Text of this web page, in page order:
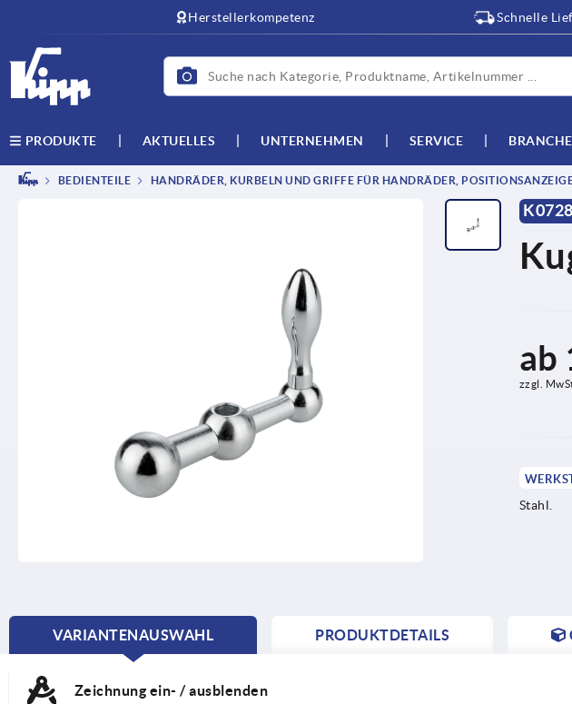
Herstellerkompetenz Schnelle
PRODUKTE AKTUELLES UNTERNEHMEN SERVICE
BEDIENTEILE HANDRÄDER, KURBELN UND GRIFFE FÜR HANDRÄDER,
K0728
ab
zzgl.
Stahl.
VARIANTENAUSWAHL
CURRENT
PRODUKTDETAILS
Zeichnung ein- / ausblenden